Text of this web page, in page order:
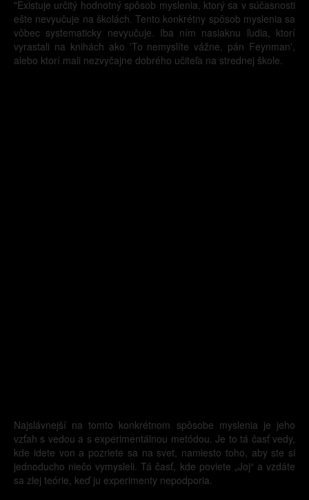
"Existuje určitý hodnotný spôsob myslenia, ktorý sa v súčasnosti
ešte nevyučuje na školách. Tento konkrétny spôsob myslenia sa
vôbec systematicky nevyučuje. Iba ním nasiaknu ľudia, ktorí
vyrastali na knihách ako 'To nemyslíte vážne, pán Feynman',
alebo ktorí mali nezvyčajne dobrého učiteľa na strednej škole.
Najslávnejší na tomto konkrétnom spôsobe myslenia je jeho
vzťah s vedou a s experimentálnou metódou. Je to tá časť vedy,
kde idete von a pozriete sa na svet, namiesto toho, aby ste si
jednoducho niečo vymysleli. Tá časť, kde poviete „Joj“ a vzdáte
sa zlej teórie, keď ju experimenty nepodporia.